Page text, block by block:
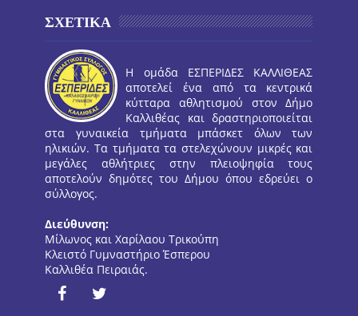
ΣΧΕΤΙΚΑ
Η ομάδα ΕΣΠΕΡΙΔΕΣ ΚΑΛΛΙΘΕΑΣ
αποτελεί ένα από τα κεντρικά
κύτταρα αθλητισμού στον Δήμο
Καλλιθέας και δραστηριοποιείται
στα γυναικεία τμήματα μπάσκετ όλων των
ηλικιών. Τα τμήματα τα στελεχώνουν μικρές και
μεγάλες αθλήτριες στην πλειοψηφία τους
αποτελούν δημότες του Δήμου όπου εδρεύει ο
σύλλογος.
Διεύθυνση:
Μίλωνος και Χαρίλαου Τρικούπη
Κλειστό Γυμναστήριο Έσπερου
Καλλιθέα Πειραιάς.